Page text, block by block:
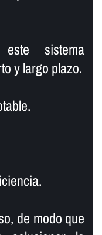
sistema
y largo plazo.
de modo que